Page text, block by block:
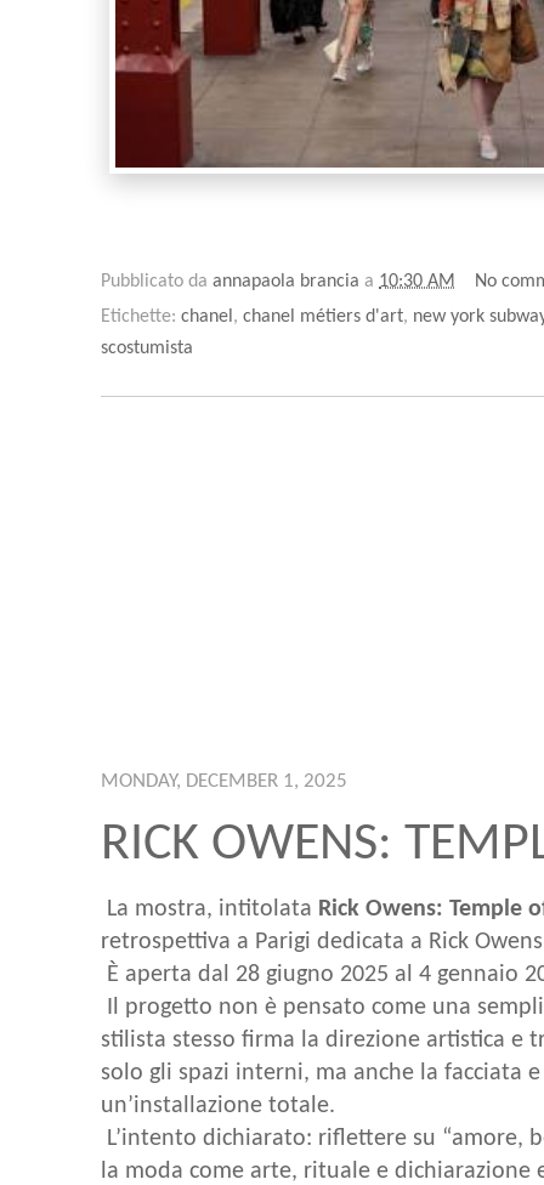
Pubblicato da annapaola brancia a 10:30 AM
No
Etichette: chanel, chanel métiers d'art, new york
scostumista
MONDAY, DECEMBER 1, 2025
RICK OWENS:
La mostra, intitolata Rick Owens: Temple
retrospettiva a Parigi dedicata a Rick
È aperta dal 28 giugno 2025 al 4 gennaio
Il progetto non è pensato come una
stilista stesso firma la direzione artistica e
solo gli spazi interni, ma anche la facciata
un’installazione totale.
L’intento dichiarato: riflettere su “amore,
la moda come arte, rituale e dichiarazione